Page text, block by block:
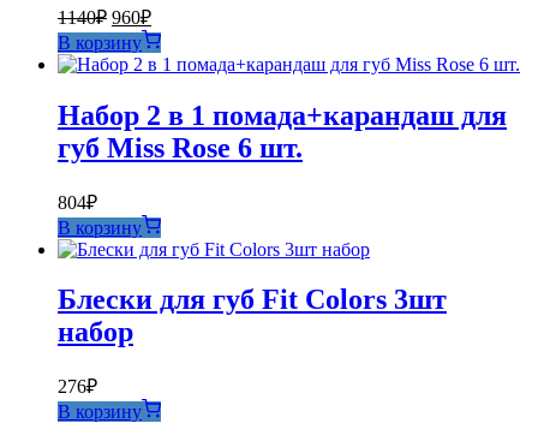
1140₽ Первоначальная
цена
составляла
1140₽.
960₽Текущая
цена:
960₽.
В корзину
Набор 2 в 1 помада+карандаш для
губ Miss Rose 6 шт.
804₽
В корзину
Блески для губ Fit Colors 3шт
набор
276₽
В корзину